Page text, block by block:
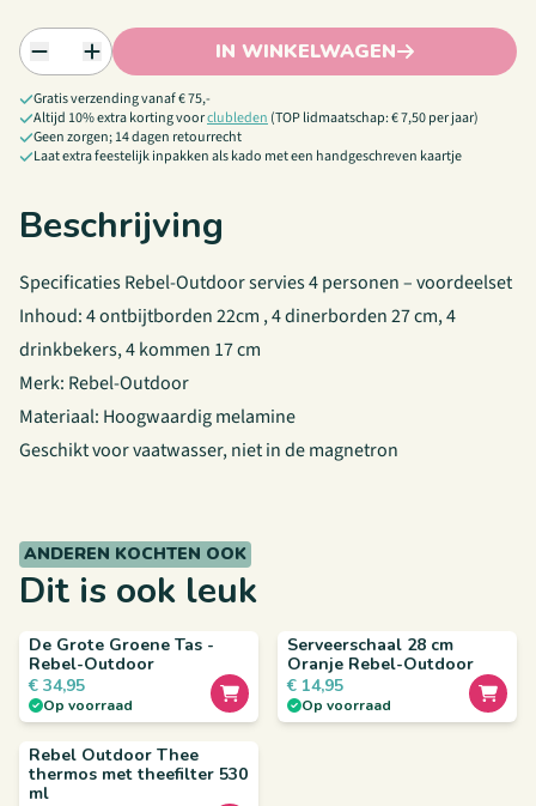
IN WINKELWAGEN
Gratis verzending vanaf € 75,-
Altijd 10% extra korting voorclubleden (TOP lidmaatschap: € 7,50 per jaar)
Geen zorgen; 14 dagen retourrecht
Laat extra feestelijk inpakken als kado met een handgeschreven kaartje
Beschrijving
Specificaties Rebel-Outdoor servies 4 personen – voordeelset
Inhoud: 4 ontbijtborden 22cm , 4 dinerborden 27 cm, 4
drinkbekers, 4 kommen 17 cm
Merk: Rebel-Outdoor
Materiaal: Hoogwaardig melamine
Geschikt voor vaatwasser, niet in de magnetron
ANDEREN KOCHTEN OOK
Dit is ook leuk
De Grote Groene Tas -
Rebel-Outdoor
Op voorraad
€ 34,95
Serveerschaal 28 cm
Oranje Rebel-Outdoor
Op voorraad
€ 14,95
Rebel Outdoor Thee
thermos met theefilter 530
ml